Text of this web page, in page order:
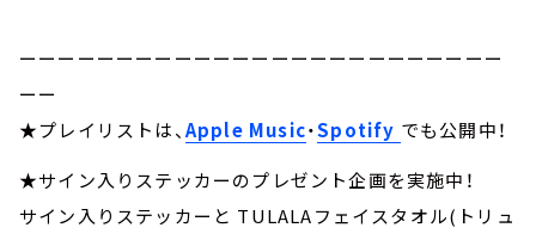
ーーーーーーーーーーーーーーーーーーーーーーーーー
ーー
★プレイリストは、Apple Music・Spotify でも公開中！
★サイン入りステッカーのプレゼント企画を実施中！
サイン入りステッカーと TULALAフェイスタオル(トリュ